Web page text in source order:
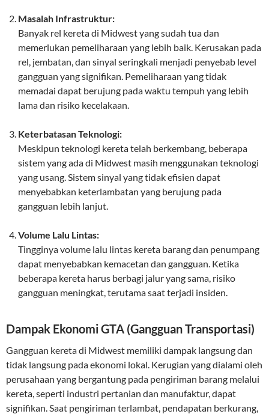
Masalah Infrastruktur:
Banyak rel kereta di Midwest yang sudah tua dan
memerlukan pemeliharaan yang lebih baik. Kerusakan pada
rel, jembatan, dan sinyal seringkali menjadi penyebab level
gangguan yang signifikan. Pemeliharaan yang tidak
memadai dapat berujung pada waktu tempuh yang lebih
lama dan risiko kecelakaan.
Keterbatasan Teknologi:
Meskipun teknologi kereta telah berkembang, beberapa
sistem yang ada di Midwest masih menggunakan teknologi
yang usang. Sistem sinyal yang tidak efisien dapat
menyebabkan keterlambatan yang berujung pada
gangguan lebih lanjut.
Volume Lalu Lintas:
Tingginya volume lalu lintas kereta barang dan penumpang
dapat menyebabkan kemacetan dan gangguan. Ketika
beberapa kereta harus berbagi jalur yang sama, risiko
gangguan meningkat, terutama saat terjadi insiden.
Dampak Ekonomi GTA (Gangguan Transportasi)
Gangguan kereta di Midwest memiliki dampak langsung dan
tidak langsung pada ekonomi lokal. Kerugian yang dialami oleh
perusahaan yang bergantung pada pengiriman barang melalui
kereta, seperti industri pertanian dan manufaktur, dapat
signifikan. Saat pengiriman terlambat, pendapatan berkurang,